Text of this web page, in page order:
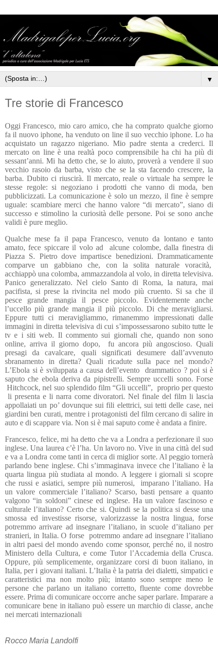
▼
Tre storie di Francesco
Oggi Francesco, mio caro amico, che ha comprato qualche giorno
fa il nuovo iphone, ha venduto on line il suo vecchio iphone. Lo ha
acquistato un ragazzo nigeriano. Mio padre stenta a crederci. Il
mercato on line è una realtà poco comprensibile ha chi ha più di
sessant’anni. Mi ha detto che, se lo aiuto, proverà a vendere il suo
vecchio rasoio da barba, visto che se la sta facendo crescere, la
barba. Dubito ci riuscirà. Il mercato, reale o virtuale ha sempre le
stesse regole: si negoziano i prodotti che vanno di moda, ben
pubblicizzati. La comunicazione è solo un mezzo, il fine è sempre
uguale: scambiare merci che hanno valore “di mercato”, siano di
successo e stimolino la curiosità delle persone. Poi se sono anche
validi è pure meglio.
Qualche mese fa il papa Francesco, venuto da lontano e tanto
amato, fece spiccare il volo ad
alcune colombe, dalla finestra di
Piazza S. Pietro dove impartisce benedizioni. Drammaticamente
comparve un gabbiano che, con la solita naturale voracità,
acchiappò una colomba, ammazzandola al volo, in diretta televisiva.
Panico generalizzato. Nel cielo Santo di Roma, la natura, mai
pacifista, si prese la rivincita nel modo più cruento. Si sa che il
pesce grande mangia il pesce piccolo. Evidentemente anche
l’uccello più grande mangia il più piccolo. Di che meravigliarsi.
Eppure tutti ci meravigliammo, rimanemmo impressionati dalle
immagini in diretta televisiva di cui s’impossessarono subito tutte le
tv e i siti web. Il commento sui giornali che, quando non sono
online, arriva il giorno dopo,
fu ancora più angoscioso. Quali
presagi da cavalcare, quali significati desumere dall’avvenuto
sbranamento in diretta? Quali ricadute sulla pace nel mondo?
L’Ebola si è sviluppata a causa dell’evento
drammatico ? poi si è
saputo che ebola deriva da pipistrelli. Sempre uccelli sono. Forse
Hitchcock, nel suo splendido film “Gli uccelli”, proprio per questo
li presenta e li narra come divoratori. Nel finale del film li lascia
appollaiati un po’ dovunque sui fili elettrici, sui tetti delle case, nei
giardini ben curati, mentre i protagonisti del film cercano di salire in
auto e di scappare via. Non si è mai saputo come è andata a finire.
Francesco, felice, mi ha detto che va a Londra a perfezionare il suo
inglese. Una laurea c’è l’ha. Un lavoro no. Vive in una città del sud
e va a Londra come tanti in cerca di miglior sorte. Al peggio tornerà
parlando bene inglese. Chi s’immaginava invece che l’italiano è la
quarta lingua più studiata al mondo. A leggere i giornali si scopre
che russi e asiatici, sempre più numerosi,
imparano l’italiano. Ha
un valore commerciale l’italiano? Scarso, basti pensare a quanto
valgono “in soldoni” cinese ed inglese. Ha un valore fascinoso e
culturale l’italiano? Certo che si. Quindi se la politica si desse una
smossa ed investisse risorse, valorizzasse la nostra lingua, forse
potremmo arrivare ad insegnare l’italiano, in scuole d’italiano per
stranieri, in Italia. O forse potremmo andare ad insegnare l’italiano
in altri paesi del mondo avendo come sponsor, perché no, il nostro
Ministero della Cultura, e come Tutor l’Accademia della Crusca.
Oppure, più semplicemente, organizzare corsi di buon italiano, in
Italia, per i giovani italiani. L’Italia è la patria dei dialetti, simpatici e
caratteristici ma non molto più; intanto sono sempre meno le
persone che parlano un italiano corretto, fluente come dovrebbe
essere. Prima di comunicare occorre anche saper parlare. Imparare a
comunicare bene in italiano può essere un marchio di classe, anche
nei mercati internazionali
Rocco Maria Landolfi